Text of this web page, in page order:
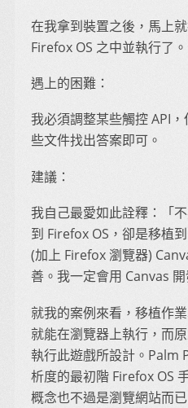
在我拿到裝置之後，馬上
Firefox OS 之中並執行了。
遇上的困難：
我必須調整某些觸控 API
些文件找出答案即可。
建議：
我自己最愛如此詮釋：「
到 Firefox OS，卻是移植
(加上 Firefox 瀏覽器)
善。我一定會用 Canvas
就我的案例來看，移植作
就能在瀏覽器上執行，而
執行此遊戲所設計。Palm
析度的最初階 Firefox OS
概念也不過是瀏覽網站而